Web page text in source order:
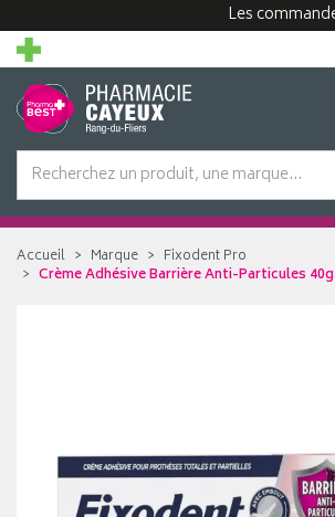
Les commandes
Accueil Marque
Fixodent Pro
Crème Adhésive Barrière Anti-Particules 40g